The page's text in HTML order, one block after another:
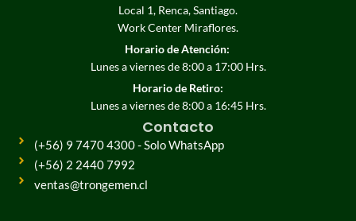
Local 1, Renca, Santiago.
Work Center Miraflores.
Horario de Atención:
Lunes a viernes de 8:00 a 17:00 Hrs.
Horario de Retiro:
Lunes a viernes de 8:00 a 16:45 Hrs.
Contacto
(+56) 9 7470 4300 - Solo WhatsApp
(+56) 2 2440 7992
ventas@trongemen.cl